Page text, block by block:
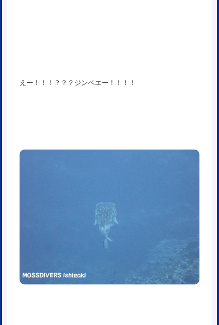
えー！！！？？？ジンベエー！！！！